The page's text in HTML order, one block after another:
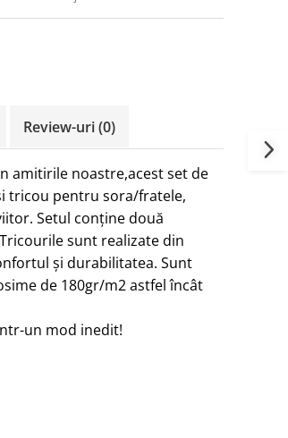
Review-uri(0)
amitirile noastre,acest set de
tricou pentru sora/fratele,
Setul conține două
sunt realizate din
și durabilitatea. Sunt
de 180gr/m2 astfel încât
un mod inedit!